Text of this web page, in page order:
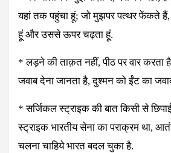
यहां तक पहुंचा हूं; जो मुझपर पत्थर फेंकते हैं,
हूं और उससे ऊपर चढ़ता हूं.
* लड़ने की ताक़त नहीं, पीठ पर वार करता
जवाब देना जानता है, दुश्मन को ईंट का
* सर्जिकल स्ट्राइक की बात किसी से
स्ट्राइक भारतीय सेना का पराक्रम था,
चलना चाहिये भारत बदल चुका है.